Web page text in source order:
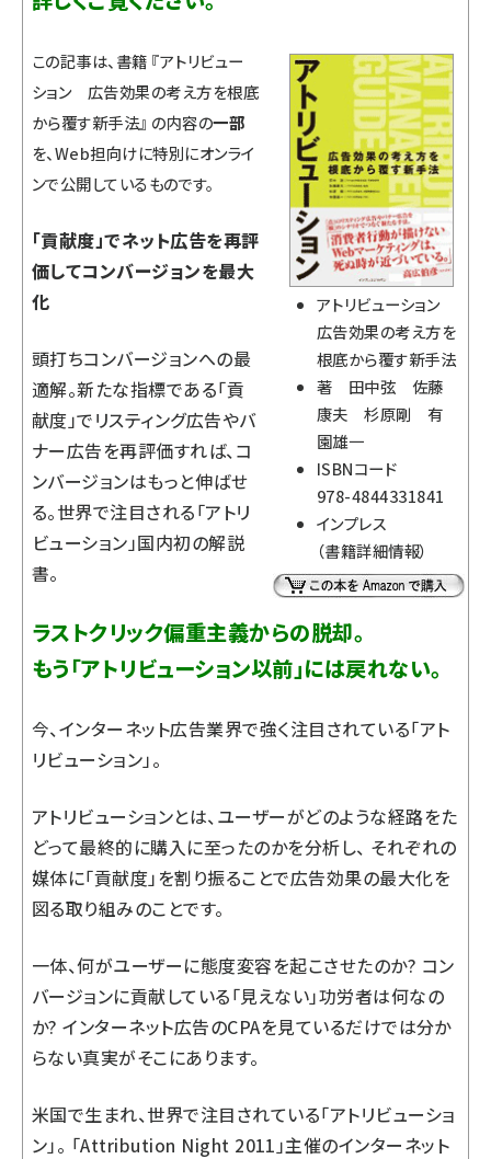
アトリビューション
広告効果の考え方を
根底から覆す新手法
著 田中弦 佐藤
康夫 杉原剛 有
園雄一
ISBNコード
978-4844331841
インプレス
（書籍詳細情報）
この記事は、書籍 『アトリビュー
ション 広告効果の考え方を根底
から覆す新手法』 の内容の一部
を、Web担向けに特別にオンライ
ンで公開しているものです。
「貢献度」でネット広告を再評
価してコンバージョンを最大
化
頭打ちコンバージョンへの最
適解。新たな指標である「貢
献度」でリスティング広告やバ
ナー広告を再評価すれば、コ
ンバージョンはもっと伸ばせ
る。世界で注目される「アトリ
ビューション」国内初の解説
書。
ラストクリック偏重主義からの脱却。
もう「アトリビューション以前」には戻れない。
今、インターネット広告業界で強く注目されている「アト
リビューション」。
アトリビューションとは、ユーザーがどのような経路をた
どって最終的に購入に至ったのかを分析し、 それぞれの
媒体に「貢献度」を割り振ることで広告効果の最大化を
図る取り組みのことです。
一体、何がユーザーに態度変容を起こさせたのか? コン
バージョンに貢献している「見えない」功労者は何なの
か? インターネット広告のCPAを見ているだけでは分か
らない真実がそこにあります。
米国で生まれ、世界で注目されている「アトリビューショ
ン」。 「Attribution Night 2011」主催のインターネット